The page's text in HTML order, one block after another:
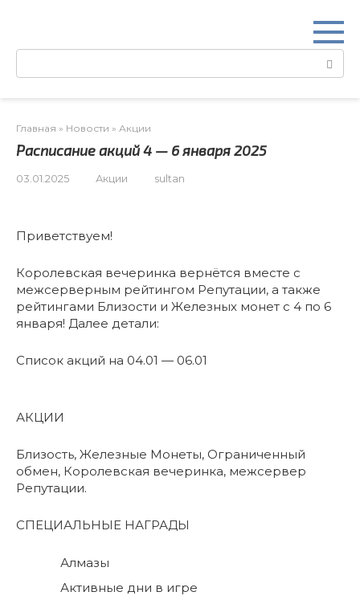
Поиск:
Главная » Новости » Акции
Расписание акций 4 — 6 января 2025
03.01.2025 Акции sultan
Приветствуем!
Королевская вечеринка вернётся вместе с
межсерверным рейтингом Репутации, а также
рейтингами Близости и Железных монет с 4 по 6
января! Далее детали:
Список акций на 04.01 — 06.01
АКЦИИ
Близость, Железные Монеты, Ограниченный
обмен, Королевская вечеринка, межсервер
Репутации.
СПЕЦИАЛЬНЫЕ НАГРАДЫ
Алмазы
Активные дни в игре